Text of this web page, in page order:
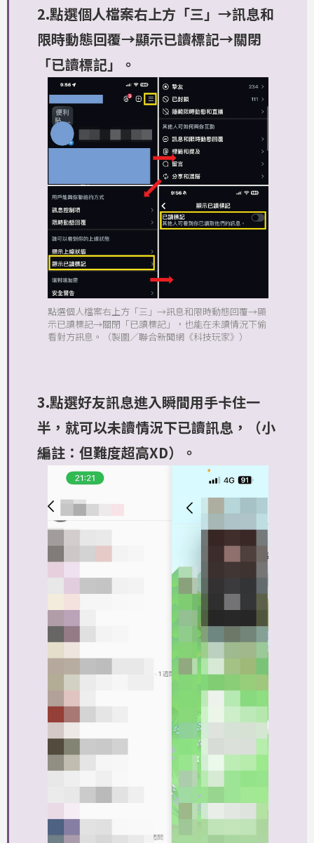
2.點選個人檔案右上方「三」→訊息和
限時動態回覆→顯示已讀標記→關閉
「已讀標記」。
點選個人檔案右上方「三」→訊息和限時動態回覆→顯
示已讀標記→關閉「已讀標記」，也能在未讀情況下偷
看對方訊息。（製圖／聯合新聞網《科技玩家》）
3.點選好友訊息進入瞬間用手卡住一
半，就可以未讀情況下已讀訊息，（小
編註：但難度超高XD）。